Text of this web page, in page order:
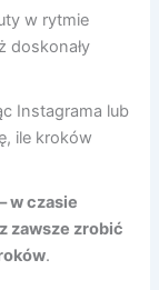
w rytmie
doskonały
Instagrama lub
ile kroków
w czasie
zawsze zrobić
.